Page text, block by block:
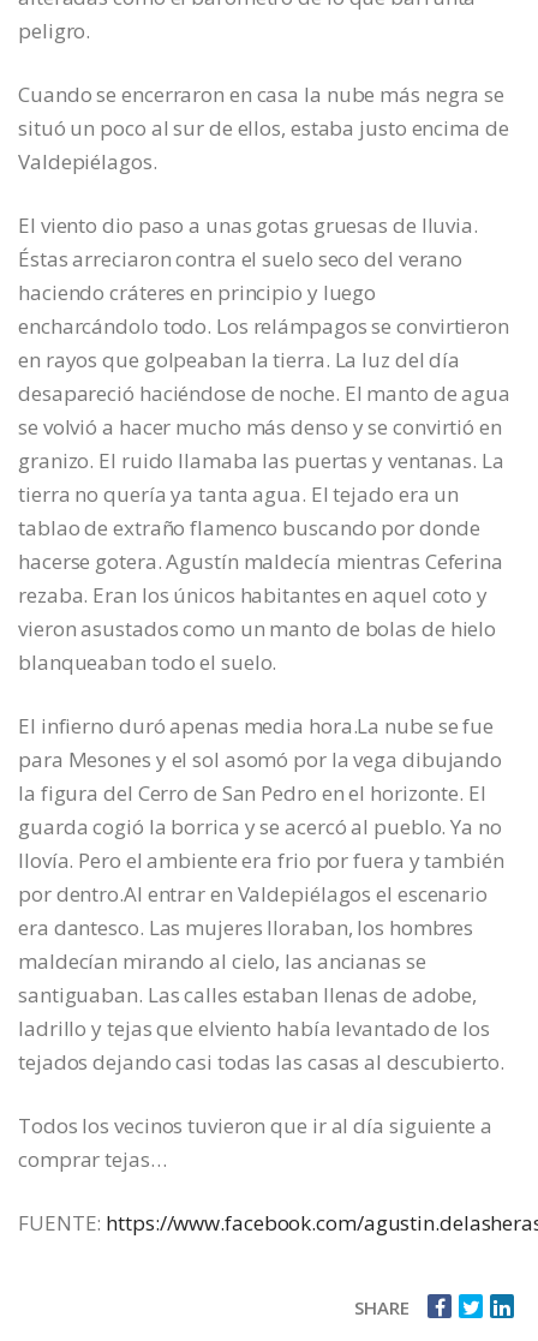
peligro.
Cuando se encerraron en casa la nube más negra se
situó un poco al sur de ellos, estaba justo encima de
Valdepiélagos.
El viento dio paso a unas gotas gruesas de lluvia.
Éstas arreciaron contra el suelo seco del verano
haciendo cráteres en principio y luego
encharcándolo todo. Los relámpagos se convirtieron
en rayos que golpeaban la tierra. La luz del día
desapareció haciéndose de noche. El manto de agua
se volvió a hacer mucho más denso y se convirtió en
granizo. El ruido llamaba las puertas y ventanas. La
tierra no quería ya tanta agua. El tejado era un
tablao de extraño flamenco buscando por donde
hacerse gotera. Agustín maldecía mientras Ceferina
rezaba. Eran los únicos habitantes en aquel coto y
vieron asustados como un manto de bolas de hielo
blanqueaban todo el suelo.
El infierno duró apenas media hora.La nube se fue
para Mesones y el sol asomó por la vega dibujando
la figura del Cerro de San Pedro en el horizonte. El
guarda cogió la borrica y se acercó al pueblo. Ya no
llovía. Pero el ambiente era frio por fuera y también
por dentro.Al entrar en Valdepiélagos el escenario
era dantesco. Las mujeres lloraban, los hombres
maldecían mirando al cielo, las ancianas se
santiguaban. Las calles estaban llenas de adobe,
ladrillo y tejas que elviento había levantado de los
tejados dejando casi todas las casas al descubierto.
Todos los vecinos tuvieron que ir al día siguiente a
comprar tejas…
FUENTE: https://www.facebook.com/
SHARE